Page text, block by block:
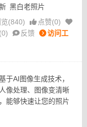
黑白老照片
览(840)
点赞(0)
0) 反馈
访问工
于AI图像生成技术，
像处理、图像变清晰
能够快速让您的照片